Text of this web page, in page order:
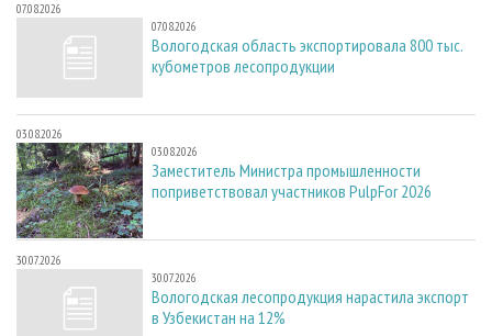
07.08.2026
07.08.2026
Вологодская область экспортировала 800 тыс.
кубометров лесопродукции
03.08.2026
03.08.2026
Заместитель Министра промышленности
поприветствовал участников PulpFor 2026
30.07.2026
30.07.2026
Вологодская лесопродукция нарастила экспорт
в Узбекистан на 12%